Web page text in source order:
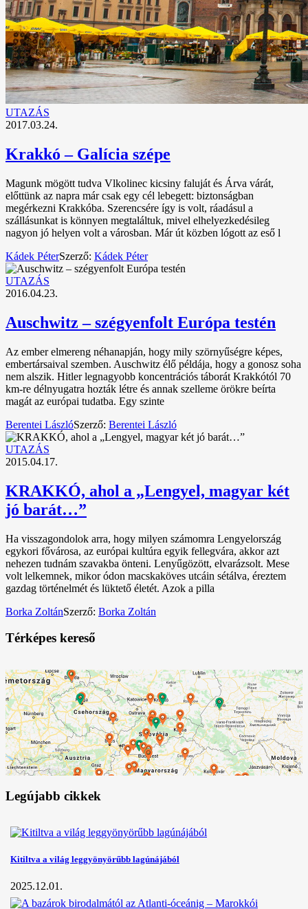
UTAZÁS
2017.03.24.
Krakkó – Galícia szépe
Magunk mögött tudva Vlkolinec kicsiny faluját és Árva várát,
előttünk az napra már csak egy cél lebegett: biztonságban
megérkezni Krakkóba. Szerencsére így is volt, ráadásul a
szállásunkat is könnyen megtaláltuk, mivel elhelyezkedésileg
nagyon jó helyen volt a városban. Már út közben lógott az eső l
Kádek PéterSzerző: Kádek Péter
UTAZÁS
2016.04.23.
Auschwitz – szégyenfolt Európa testén
Az ember elmereng néhanapján, hogy mily szörnyűségre képes,
embertársaival szemben. Auschwitz élő példája, hogy a gonosz soha
nem alszik. Hitler legnagyobb koncentrációs táborát Krakkótól 70
km-re délnyugatra hozták létre és annak szelleme örökre beírta
magát az európai tudatba. Egy szinte
Berentei LászlóSzerző: Berentei László
UTAZÁS
2015.04.17.
KRAKKÓ, ahol a „Lengyel, magyar két
jó barát…”
Ha visszagondolok arra, hogy milyen számomra Lengyelország
egykori fővárosa, az európai kultúra egyik fellegvára, akkor azt
nehezen tudnám szavakba önteni. Lenyűgözött, elvarázsolt. Mese
volt lelkemnek, mikor ódon macskaköves utcáin sétálva, éreztem
gazdag történelmét és lüktető életét. Azok a pilla
Borka ZoltánSzerző: Borka Zoltán
Térképes kereső
Legújabb cikkek
Kitiltva a világ leggyönyörűbb lagúnájából
2025.12.01.